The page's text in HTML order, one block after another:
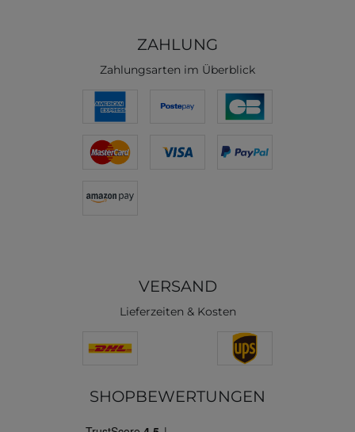
ZAHLUNG
Zahlungsarten im Überblick
VERSAND
Lieferzeiten & Kosten
SHOPBEWERTUNGEN